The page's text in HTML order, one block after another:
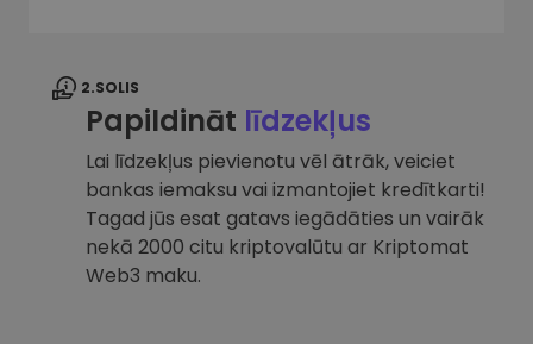
2.SOLIS
Papildināt līdzekļus
Lai līdzekļus pievienotu vēl ātrāk, veiciet
bankas iemaksu vai izmantojiet kredītkarti!
Tagad jūs esat gatavs iegādāties un vairāk
nekā 2000 citu kriptovalūtu ar Kriptomat
Web3 maku.